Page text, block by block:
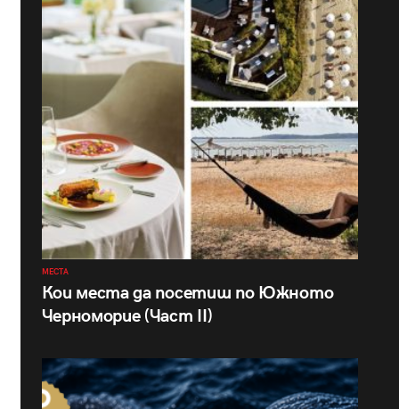
МЕСТА
Кои места да посетиш по Южното
Черноморие (Част II)